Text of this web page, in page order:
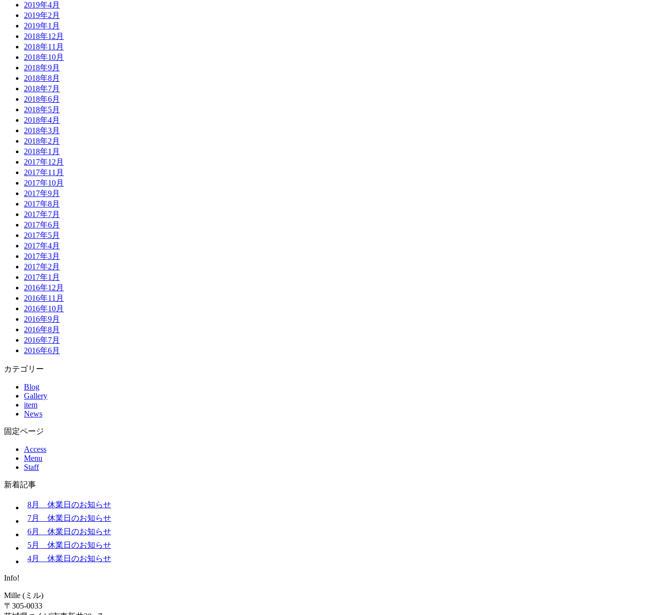
2019年4月
2019年2月
2019年1月
2018年12月
2018年11月
2018年10月
2018年9月
2018年8月
2018年7月
2018年6月
2018年5月
2018年4月
2018年3月
2018年2月
2018年1月
2017年12月
2017年11月
2017年10月
2017年9月
2017年8月
2017年7月
2017年6月
2017年5月
2017年4月
2017年3月
2017年2月
2017年1月
2016年12月
2016年11月
2016年10月
2016年9月
2016年8月
2016年7月
2016年6月
カテゴリー
Blog
Gallery
item
News
固定ページ
Access
Menu
Staff
新着記事
8月 休業日のお知らせ
7月 休業日のお知らせ
6月 休業日のお知らせ
5月 休業日のお知らせ
4月 休業日のお知らせ
Info!
Mille (ミル)
〒305-0033